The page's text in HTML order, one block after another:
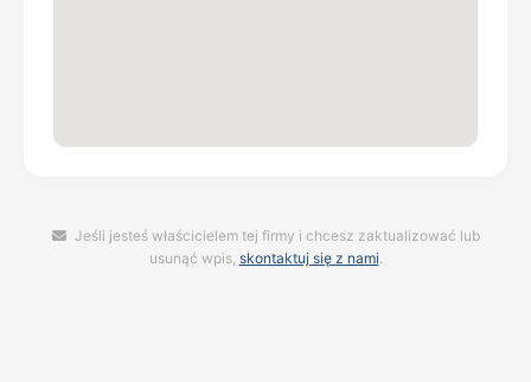
Jeśli jesteś właścicielem tej firmy i chcesz zaktualizować lub
usunąć wpis, skontaktuj się z nami.